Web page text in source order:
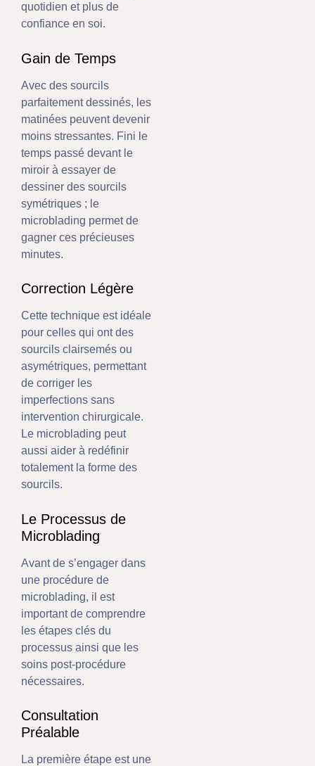
quotidien et plus de
confiance en soi.
Gain de Temps
Avec des sourcils
parfaitement dessinés, les
matinées peuvent devenir
moins stressantes. Fini le
temps passé devant le
miroir à essayer de
dessiner des sourcils
symétriques ; le
microblading permet de
gagner ces précieuses
minutes.
Correction Légère
Cette technique est idéale
pour celles qui ont des
sourcils clairsemés ou
asymétriques, permettant
de corriger les
imperfections sans
intervention chirurgicale.
Le microblading peut
aussi aider à redéfinir
totalement la forme des
sourcils.
Le Processus de
Microblading
Avant de s’engager dans
une procédure de
microblading, il est
important de comprendre
les étapes clés du
processus ainsi que les
soins post-procédure
nécessaires.
Consultation
Préalable
La première étape est une